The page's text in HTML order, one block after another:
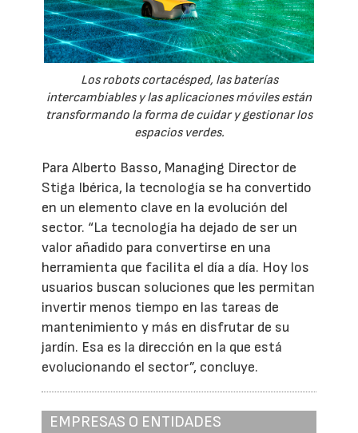
Los robots cortacésped, las baterías
intercambiables y las aplicaciones móviles están
transformando la forma de cuidar y gestionar los
espacios verdes.
Para Alberto Basso, Managing Director de
Stiga Ibérica, la tecnología se ha convertido
en un elemento clave en la evolución del
sector. “La tecnología ha dejado de ser un
valor añadido para convertirse en una
herramienta que facilita el día a día. Hoy los
usuarios buscan soluciones que les permitan
invertir menos tiempo en las tareas de
mantenimiento y más en disfrutar de su
jardín. Esa es la dirección en la que está
evolucionando el sector”, concluye.
EMPRESAS O ENTIDADES